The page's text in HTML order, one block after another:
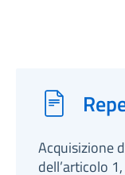
Acquisizione
dell’articolo